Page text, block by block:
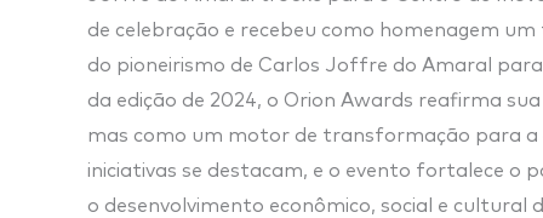
de celebração e recebeu como homenagem
do pioneirismo de Carlos Joffre do Amaral
da edição de 2024, o Orion Awards reafirma
mas como um motor de transformação para a
iniciativas se destacam, e o evento fortalece o
o desenvolvimento econômico, social e cultural